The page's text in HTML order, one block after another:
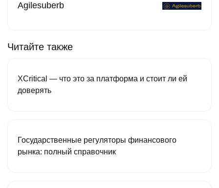
Agilesuberb
Читайте также
XCritical — что это за платформа и стоит ли ей
доверять
Государственные регуляторы финансового
рынка: полный справочник